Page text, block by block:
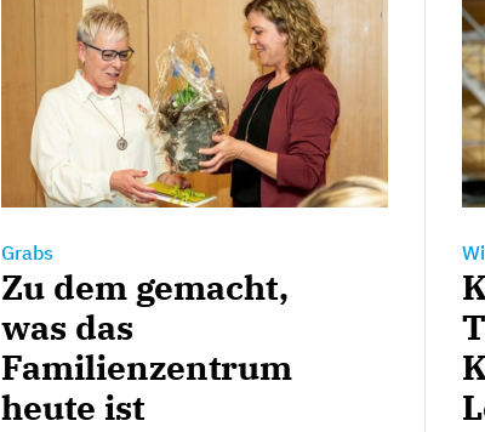
Grabs
Zu dem gemacht,
was das
Familienzentrum
heute ist